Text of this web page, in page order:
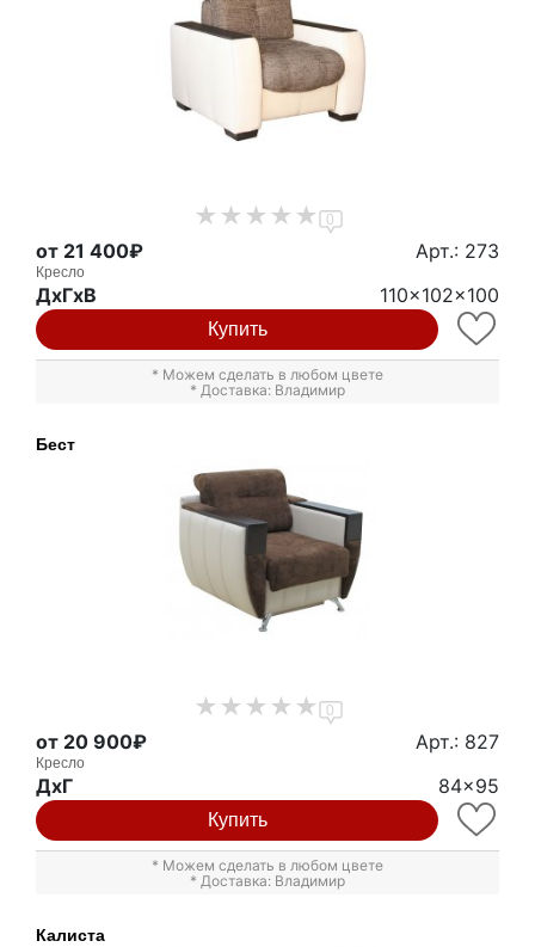
0
от 21 400₽ Арт.: 273
Кресло
ДxГxВ 110x102x100
Купить
* Можем сделать в любом цвете
* Доставка: Владимир
Бест
0
от 20 900₽ Арт.: 827
Кресло
ДxГ 84x95
Купить
* Можем сделать в любом цвете
* Доставка: Владимир
Калиста